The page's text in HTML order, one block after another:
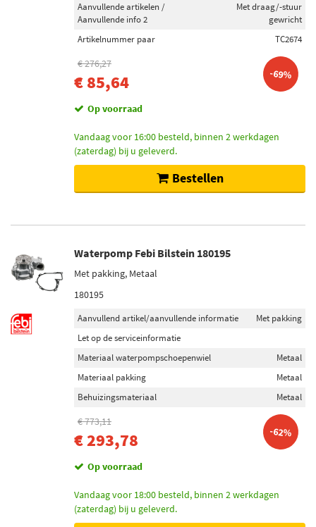
Aanvullende artikelen /
Aanvullende info 2
Met draag/-stuur
gewricht
Artikelnummer paar
TC2674
€ 276,27
€ 85,64 -69%
Op voorraad
Vandaag voor 16:00 besteld, binnen 2 werkdagen
(zaterdag) bij u geleverd.
Bestellen
Waterpomp Febi Bilstein 180195
Met pakking, Metaal
180195
Aanvullend artikel/aanvullende informatie
Met pakking
Let op de serviceinformatie
Materiaal waterpompschoepenwiel
Metaal
Materiaal pakking
Metaal
Behuizingsmateriaal
Metaal
€ 773,11
€ 293,78 -62%
Op voorraad
Vandaag voor 18:00 besteld, binnen 2 werkdagen
(zaterdag) bij u geleverd.